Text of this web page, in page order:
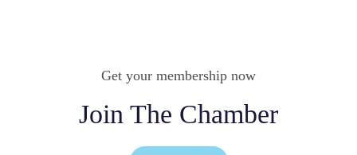
Get your membership now
Join The Chamber